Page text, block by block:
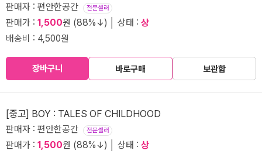
판매자 : 편안한공간 전문셀러
판매가 : 1,500원 (88%↓) │ 상태 : 상
배송비 : 4,500원
장바구니 바로구매 보관함
[중고] BOY : TALES OF CHILDHOOD
판매자 : 편안한공간 전문셀러
판매가 : 1,500원 (88%↓) │ 상태 : 상